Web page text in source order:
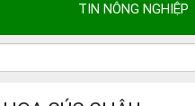
TIN NÔNG NGHIỆP